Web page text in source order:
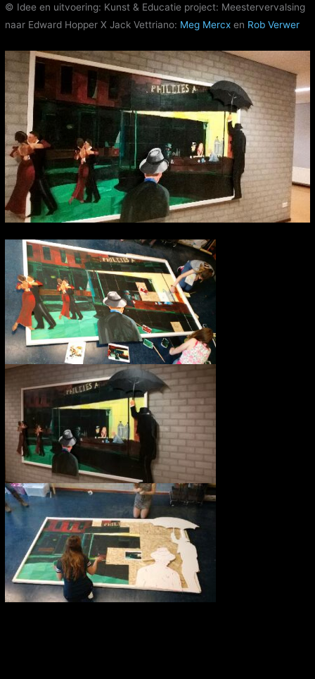
© Idee en uitvoering: Kunst & Educatie project: Meestervervalsing
naar Edward Hopper X Jack Vettriano: Meg Mercxen Rob Verwer